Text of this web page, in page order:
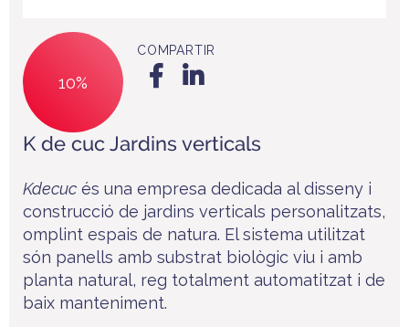
10%
COMPARTIR
K de cuc Jardins verticals
Kdecuc és una empresa dedicada al disseny i
construcció de jardins verticals personalitzats,
omplint espais de natura. El sistema utilitzat
són panells amb substrat biològic viu i amb
planta natural, reg totalment automatitzat i de
baix manteniment.